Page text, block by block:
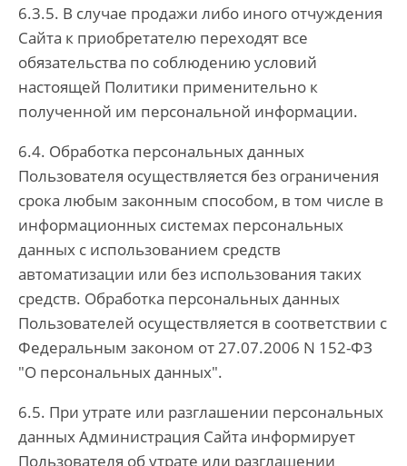
6.3.5. В случае продажи либо иного отчуждения
Сайта к приобретателю переходят все
обязательства по соблюдению условий
настоящей Политики применительно к
полученной им персональной информации.
6.4. Обработка персональных данных
Пользователя осуществляется без ограничения
срока любым законным способом, в том числе в
информационных системах персональных
данных с использованием средств
автоматизации или без использования таких
средств. Обработка персональных данных
Пользователей осуществляется в соответствии с
Федеральным законом от 27.07.2006 N 152-ФЗ
"О персональных данных".
6.5. При утрате или разглашении персональных
данных Администрация Сайта информирует
Пользователя об утрате или разглашении